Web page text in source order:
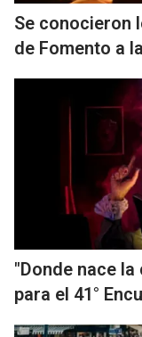
Se conocieron
de Fomento a
"Donde nace
para el 41°